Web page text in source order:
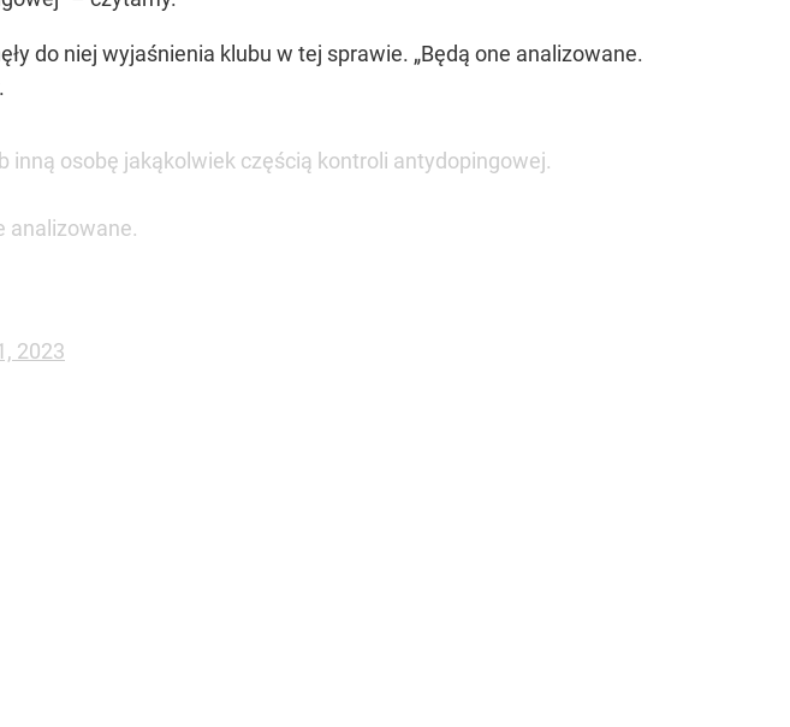
do niej wyjaśnienia klubu w tej sprawie. „Będą one analizowane.
osobę jakąkolwiek częścią kontroli antydopingowej.
analizowane.
2023